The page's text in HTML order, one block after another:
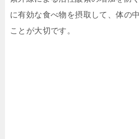
に有効な食べ物を摂取して、体の
ことが大切です。